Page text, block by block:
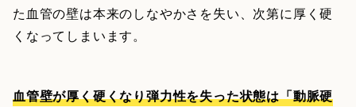
た血管の壁は本来のしなやかさを失い、次第に厚く硬
くなってしまいます。
血管壁が厚く硬くなり弾力性を失った状態は「動脈硬